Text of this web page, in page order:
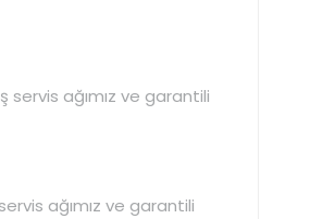
ağımız ve garantili
ağımız ve garantili